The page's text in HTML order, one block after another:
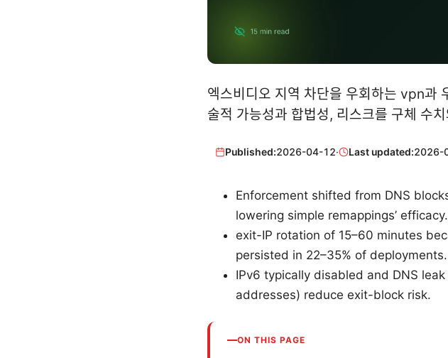
엑스비디오 지역 차단을 우회하는 vpn과
술적 가능성과 합법성, 리스크를 구체 수
Published:2026-04-12· Last updated:2026-
Enforcement shifted from DNS
lowering simple remappings’ efficacy.
exit-IP rotation of 15–60 minutes
persisted in 22–35% of deployments.
IPv6 typically disabled and DNS
addresses) reduce exit-block risk.
ON THIS PAGE